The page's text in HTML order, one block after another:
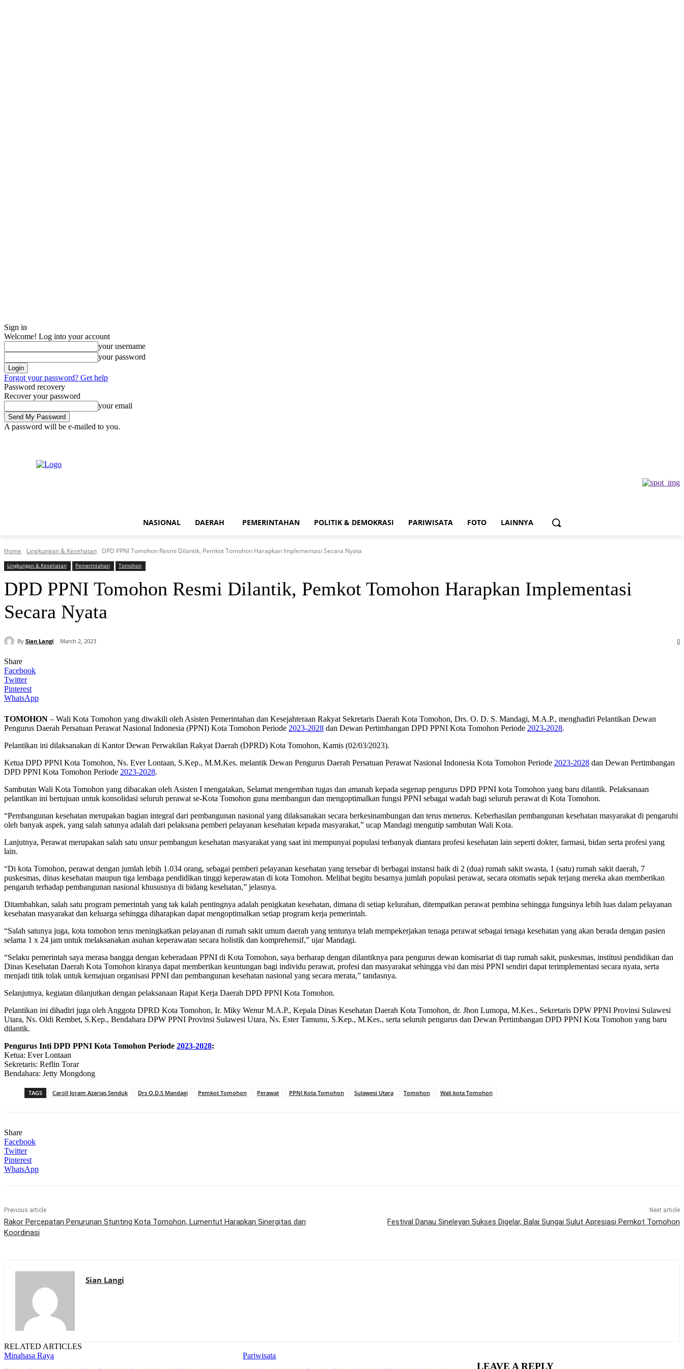
Sign in
Welcome! Log into your account
your username
your password
Forgot your password? Get help
Password recovery
Recover your password
your email
A password will be e-mailed to you.
NASIONAL DAERAH PEMERINTAHAN POLITIK & DEMOKRASI PARIWISATA FOTO LAINNYA
Home Lingkungan & Kesehatan DPD PPNI Tomohon Resmi Dilantik, Pemkot Tomohon Harapkan Implementasi Secara Nyata
Lingkungan & Kesehatan Pemerintahan Tomohon
DPD PPNI Tomohon Resmi Dilantik, Pemkot Tomohon Harapkan Implementasi
Secara Nyata
By Sian Langi March 2, 2023 0
Share
Facebook
Twitter
Pinterest
WhatsApp
TOMOHON – Wali Kota Tomohon yang diwakili oleh Asisten Pemerintahan dan Kesejahteraan Rakyat Sekretaris Daerah Kota Tomohon, Drs. O. D. S. Mandagi, M.A.P., menghadiri Pelantikan Dewan
Pengurus Daerah Persatuan Perawat Nasional Indonesia (PPNI) Kota Tomohon Periode 2023-2028 dan Dewan Pertimbangan DPD PPNI Kota Tomohon Periode 2023-2028.
Pelantikan ini dilaksanakan di Kantor Dewan Perwakilan Rakyat Daerah (DPRD) Kota Tomohon, Kamis (02/03/2023).
Ketua DPD PPNI Kota Tomohon, Ns. Ever Lontaan, S.Kep., M.M.Kes. melantik Dewan Pengurus Daerah Persatuan Perawat Nasional Indonesia Kota Tomohon Periode 2023-2028 dan Dewan Pertimbangan
DPD PPNI Kota Tomohon Periode 2023-2028.
Sambutan Wali Kota Tomohon yang dibacakan oleh Asisten I mengatakan, Selamat mengemban tugas dan amanah kepada segenap pengurus DPD PPNI kota Tomohon yang baru dilantik. Pelaksanaan
pelantikan ini bertujuan untuk konsolidasi seluruh perawat se-Kota Tomohon guna membangun dan mengoptimalkan fungsi PPNI sebagai wadah bagi seluruh perawat di Kota Tomohon.
“Pembangunan kesehatan merupakan bagian integral dari pembangunan nasional yang dilaksanakan secara berkesinambungan dan terus menerus. Keberhasilan pembangunan kesehatan masyarakat di pengaruhi
oleh banyak aspek, yang salah satunya adalah dari pelaksana pemberi pelayanan kesehatan kepada masyarakat,” ucap Mandagi mengutip sambutan Wali Kota.
Lanjutnya, Perawat merupakan salah satu unsur pembangun kesehatan masyarakat yang saat ini mempunyai populasi terbanyak diantara profesi kesehatan lain seperti dokter, farmasi, bidan serta profesi yang
lain.
“Di kota Tomohon, perawat dengan jumlah lebih 1.034 orang, sebagai pemberi pelayanan kesehatan yang tersebar di berbagai instansi baik di 2 (dua) rumah sakit swasta, 1 (satu) rumah sakit daerah, 7
puskesmas, dinas kesehatan maupun tiga lembaga pendidikan tinggi keperawatan di kota Tomohon. Melihat begitu besarnya jumlah populasi perawat, secara otomatis sepak terjang mereka akan memberikan
pengaruh terhadap pembangunan nasional khususnya di bidang kesehatan,” jelasnya.
Ditambahkan, salah satu program pemerintah yang tak kalah pentingnya adalah penigkatan kesehatan, dimana di setiap kelurahan, ditempatkan perawat pembina sehingga fungsinya lebih luas dalam pelayanan
kesehatan masyarakat dan keluarga sehingga diharapkan dapat mengoptimalkan setiap program kerja pemerintah.
“Salah satunya juga, kota tomohon terus meningkatkan pelayanan di rumah sakit umum daerah yang tentunya telah mempekerjakan tenaga perawat sebagai tenaga kesehatan yang akan berada dengan pasien
selama 1 x 24 jam untuk melaksanakan asuhan keperawatan secara holistik dan komprehensif,” ujar Mandagi.
“Selaku pemerintah saya merasa bangga dengan keberadaan PPNI di Kota Tomohon, saya berharap dengan dilantiknya para pengurus dewan komisariat di tiap rumah sakit, puskesmas, institusi pendidikan dan
Dinas Kesehatan Daerah Kota Tomohon kiranya dapat memberikan keuntungan bagi individu perawat, profesi dan masyarakat sehingga visi dan misi PPNI sendiri dapat terimplementasi secara nyata, serta
menjadi titik tolak untuk kemajuan organisasi PPNI dan pembangunan kesehatan nasional yang secara merata,” tandasnya.
Selanjutnya, kegiatan dilanjutkan dengan pelaksanaan Rapat Kerja Daerah DPD PPNI Kota Tomohon.
Pelantikan ini dihadiri juga oleh Anggota DPRD Kota Tomohon, Ir. Miky Wenur M.A.P., Kepala Dinas Kesehatan Daerah Kota Tomohon, dr. Jhon Lumopa, M.Kes., Sekretaris DPW PPNI Provinsi Sulawesi
Utara, Ns. Oldi Rembet, S.Kep., Bendahara DPW PPNI Provinsi Sulawesi Utara, Ns. Ester Tamunu, S.Kep., M.Kes., serta seluruh pengurus dan Dewan Pertimbangan DPD PPNI Kota Tomohon yang baru
dilantik.
Pengurus Inti DPD PPNI Kota Tomohon Periode 2023-2028:
Ketua: Ever Lontaan
Sekretaris: Reflin Torar
Bendahara: Jetty Mongdong
TAGS Caroll Joram Azarias Senduk Drs O.D.S Mandagi Pemkot Tomohon Perawat PPNI Kota Tomohon Sulawesi Utara Tomohon Wali kota Tomohon
Share
Facebook
Twitter
Pinterest
WhatsApp
Previous article
Rakor Percepatan Penurunan Stunting Kota Tomohon, Lumentut Harapkan Sinergitas dan
Koordinasi
Next article
Festival Danau Sineleyan Sukses Digelar, Balai Sungai Sulut Apresiasi Pemkot Tomohon
Sian Langi
RELATED ARTICLES
Minahasa Raya
Pariwisata
LEAVE A REPLY